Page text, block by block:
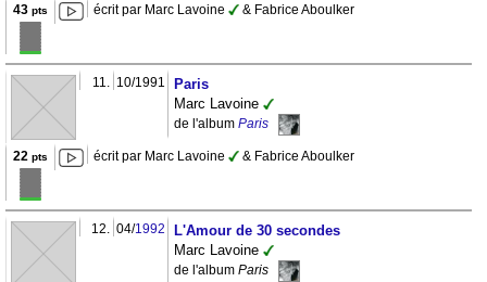
43 pts écrit par Marc Lavoine & Fabrice Aboulker
11. 10/1991
Paris
Marc Lavoine
de l'album Paris
22 pts écrit par Marc Lavoine & Fabrice Aboulker
12. 04/1992
L'Amour de 30 secondes
Marc Lavoine
de l'album Paris